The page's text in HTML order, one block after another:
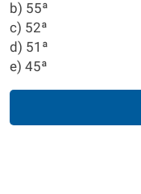
b) 55ª
c) 52ª
d) 51ª
e) 45ª